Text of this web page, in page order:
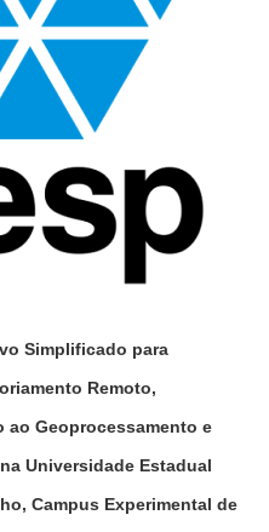
Simplificado para
Remoto,
Geoprocessamento e
Universidade Estadual
Campus Experimental de